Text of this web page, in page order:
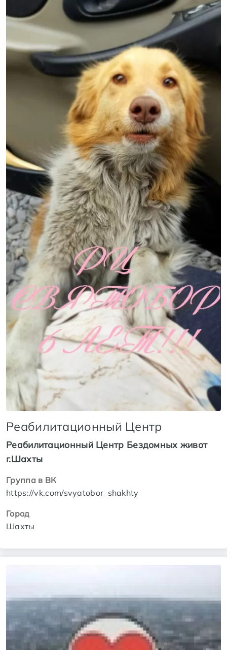
Реабилитационный Центр
Реабилитационный Центр Бездомных живот
г.Шахты
Группа в ВК
https://vk.com/svyatobor_shakhty
Город
Шахты